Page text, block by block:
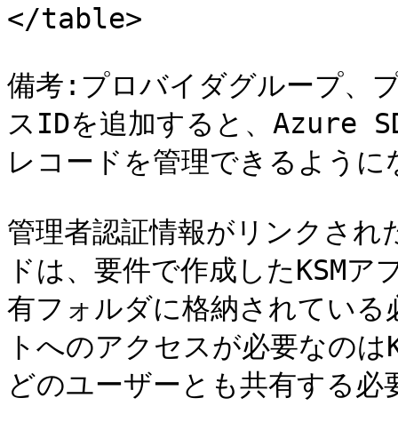
</table>
備考:プロバイダグループ、
スIDを追加すると、Azure
レコードを管理できるように
管理者認証情報がリンクさ
ドは、要件で作成したKSM
有フォルダに格納されてい
トへのアクセスが必要なの
どのユーザーとも共有する必